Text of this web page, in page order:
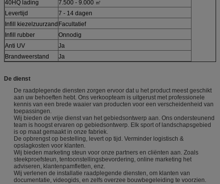
40HQ lading
7.500 - 9.000 ㎡
Levertijd
7 - 14 dagen
Infill kiezelzuurzand Facultatief
Infill rubber
Onnodig
Anti UV
Ja
Brandweerstand
Ja
De dienst
De raadplegende diensten zorgen ervoor dat u het product meest geschikt
aan uw behoeften hebt. Ons verkoopteam is uitgerust met professionele
kennis van een brede waaier van producten voor een verscheidenheid van
toepassingen.
Wij bieden de vrije dienst van het gebiedsontwerp aan. Ons ondersteunend
team is hoogst ervaren op gebiedsontwerp. Elk sport of landschapsgebied
is op maat gemaakt in onze fabriek.
De opbrengst op bestelling, levert op tijd. Verminder logistisch &
opslagkosten voor klanten.
Wij bieden marketing steun voor onze partners en cliënten aan. Zoals
steekproefsteun, tentoonstellingsbevordering, online marketing het
adviseren, klantenpamfletten, enz.
Wij verlenen de installatie raadplegende diensten, om klanten van
documentatie, videogids, en zelfs overzee bouwbegeleiding te voorzien.